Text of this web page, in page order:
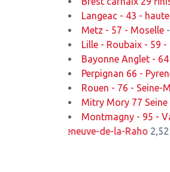
Langeac - 43 -
Metz - 57 - Moselle -
Lille - Roubaix - 59 -
Bayonne Anglet -
Perpignan 66 -
Rouen - 76 - Seine-
Mitry Mory 77
Montmagny - 95 -
Villeneuve-de-la-Raho2,52 Km de